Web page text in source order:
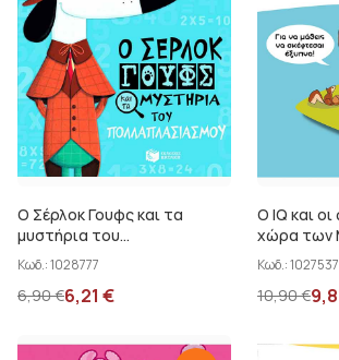
Ο Σέρλοκ Γουφς και τα
μυστήρια του
πολλαπλασιασμού
Κωδ.:1028777
6,90€6,21 €
Ο IQ και
χώρα των
Δημοτικού
Κωδ.:1027537
10,90€